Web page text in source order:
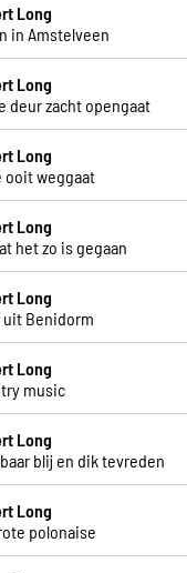
Long
in Amstelveen
Long
deur zacht opengaat
Long
ooit weggaat
Long
het zo is gegaan
Long
Benidorm
Long
music
Long
blij en dik tevreden
Long
polonaise